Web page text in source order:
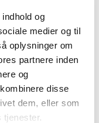
og
medier og til
oplysninger om
partnere inden
og
disse
dem, eller som
medicin mod
har
i bivirkninger